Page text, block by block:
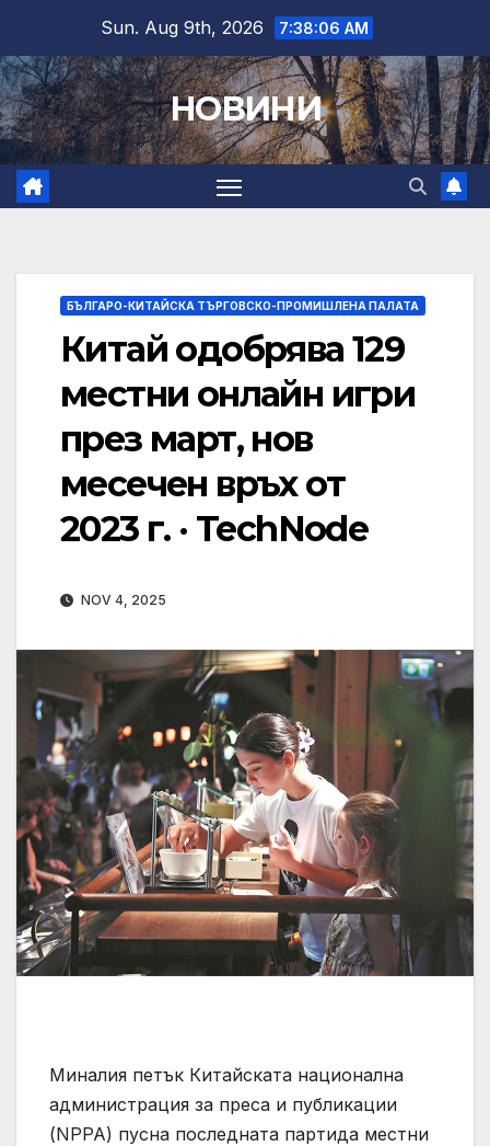
content
Sun. Aug 9th, 2026 7:38:07 AM
НОВИНИ
БЪЛГАРО-КИТАЙСКА ТЪРГОВСКО-ПРОМИШЛЕНА ПАЛАТА
Китай одобрява 129
местни онлайн игри
през март, нов
месечен връх от
2023 г. · TechNode
NOV 4, 2025
Миналия петък Китайската национална
администрация за преса и публикации
(NPPA) пусна последната партида местни